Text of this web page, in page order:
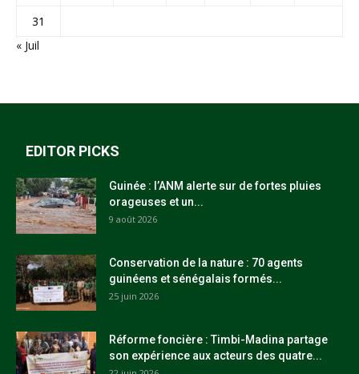
31
« Juil
EDITOR PICKS
Guinée : l’ANM alerte sur de fortes pluies
orageuses et un...
9 août 2026
Conservation de la nature : 70 agents
guinéens et sénégalais formés...
25 juin 2026
Réforme foncière : Timbi-Madina partage
son expérience aux acteurs des quatre...